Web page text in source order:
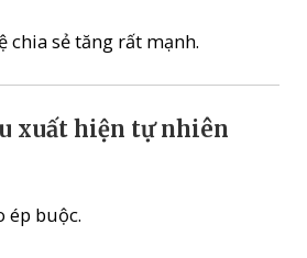
chia sẻ tăng rất mạnh.
xuất hiện tự nhiên
ép buộc.